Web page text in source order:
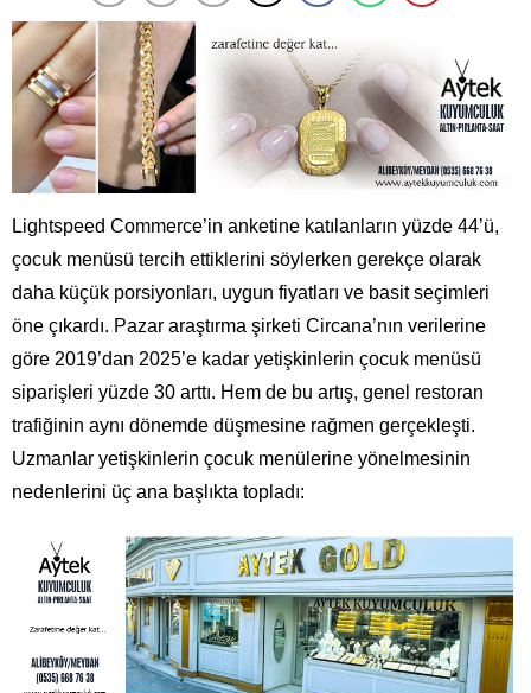
Lightspeed Commerce’in anketine katılanların yüzde 44’ü,
çocuk menüsü tercih ettiklerini söylerken gerekçe olarak
daha küçük porsiyonları, uygun fiyatları ve basit seçimleri
öne çıkardı. Pazar araştırma şirketi Circana’nın verilerine
göre 2019’dan 2025’e kadar yetişkinlerin çocuk menüsü
siparişleri yüzde 30 arttı. Hem de bu artış, genel restoran
trafiğinin aynı dönemde düşmesine rağmen gerçekleşti.
Uzmanlar yetişkinlerin çocuk menülerine yönelmesinin
nedenlerini üç ana başlıkta topladı: